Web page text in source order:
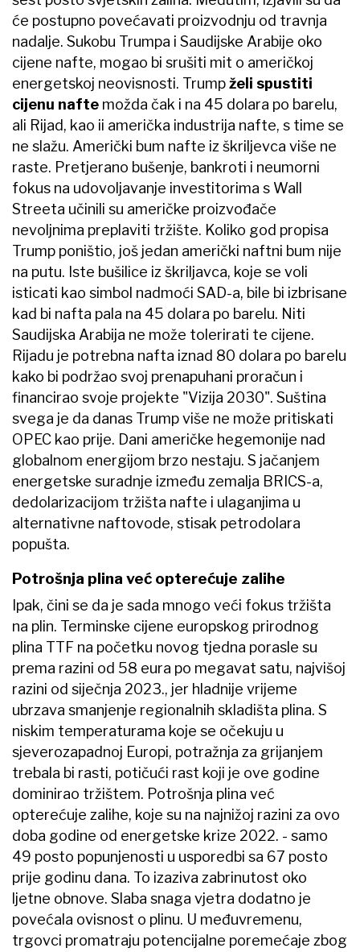
će postupno povećavati proizvodnju od travnja
nadalje. Sukobu Trumpa i Saudijske Arabije oko
cijene nafte, mogao bi srušiti mit o američkoj
energetskoj neovisnosti. Trumpželi spustiti
cijenu nafte možda čak i na 45 dolara po barelu,
ali Rijad, kao ii američka industrija nafte, s time se
ne slažu. Američki bum nafte iz škriljevca više ne
raste. Pretjerano bušenje, bankroti i neumorni
fokus na udovoljavanje investitorima s Wall
Streeta učinili su američke proizvođače
nevoljnima preplaviti tržište. Koliko god propisa
Trump poništio, još jedan američki naftni bum nije
na putu. Iste bušilice iz škriljavca, koje se voli
isticati kao simbol nadmoći SAD-a, bile bi izbrisane
kad bi nafta pala na 45 dolara po barelu. Niti
Saudijska Arabija ne može tolerirati te cijene.
Rijadu je potrebna nafta iznad 80 dolara po barelu
kako bi podržao svoj prenapuhani proračun i
financirao svoje projekte "Vizija 2030". Suština
svega je da danas Trump više ne može pritiskati
OPEC kao prije. Dani američke hegemonije nad
globalnom energijom brzo nestaju. S jačanjem
energetske suradnje između zemalja BRICS-a,
dedolarizacijom tržišta nafte i ulaganjima u
alternativne naftovode, stisak petrodolara
popušta.
Potrošnja plina već opterećuje zalihe
Ipak, čini se da je sada mnogo veći fokus tržišta
na plin. Terminske cijene europskog prirodnog
plina TTF na početku novog tjedna porasle su
prema razini od 58 eura po megavat satu, najvišoj
razini od siječnja 2023., jer hladnije vrijeme
ubrzava smanjenje regionalnih skladišta plina. S
niskim temperaturama koje se očekuju u
sjeverozapadnoj Europi, potražnja za grijanjem
trebala bi rasti, potičući rast koji je ove godine
dominirao tržištem. Potrošnja plina već
opterećuje zalihe, koje su na najnižoj razini za ovo
doba godine od energetske krize 2022. - samo
49 posto popunjenosti u usporedbi sa 67 posto
prije godinu dana. To izaziva zabrinutost oko
ljetne obnove. Slaba snaga vjetra dodatno je
povećala ovisnost o plinu. U međuvremenu,
trgovci promatraju potencijalne poremećaje zbog